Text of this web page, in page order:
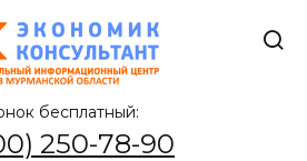
бесплатный:
250-78-90